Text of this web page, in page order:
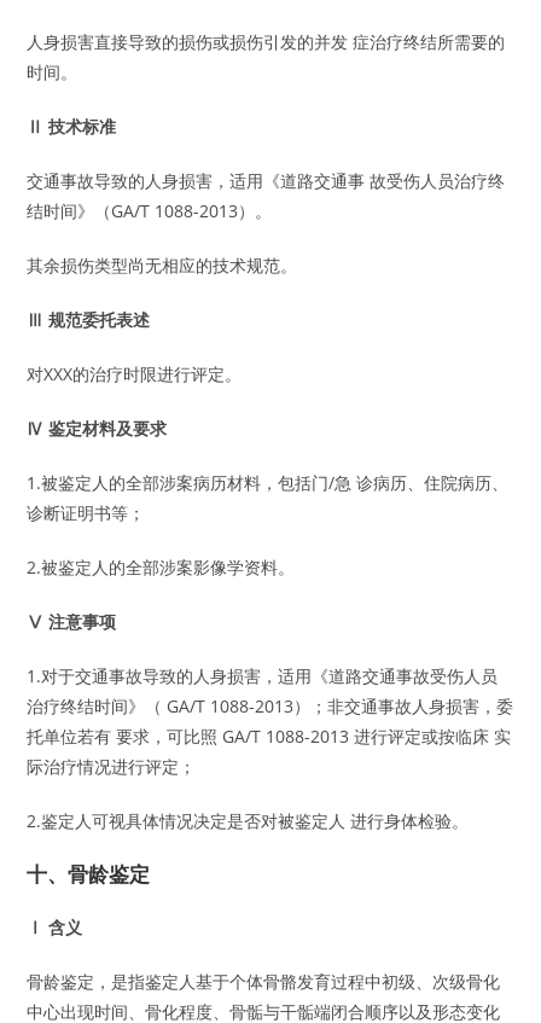
人身损害直接导致的损伤或损伤引发的并发 症治疗终结所需要的
时间。
Ⅱ 技术标准
交通事故导致的人身损害，适用《道路交通事 故受伤人员治疗终
结时间》（GA/T 1088-2013）。
其余损伤类型尚无相应的技术规范。
Ⅲ 规范委托表述
对XXX的治疗时限进行评定。
Ⅳ 鉴定材料及要求
1.被鉴定人的全部涉案病历材料，包括门/急 诊病历、住院病历、
诊断证明书等；
2.被鉴定人的全部涉案影像学资料。
Ⅴ 注意事项
1.对于交通事故导致的人身损害，适用《道路交通事故受伤人员
治疗终结时间》（ GA/T 1088-2013）；非交通事故人身损害，委
托单位若有 要求，可比照 GA/T 1088-2013 进行评定或按临床 实
际治疗情况进行评定；
2.鉴定人可视具体情况决定是否对被鉴定人 进行身体检验。
十、骨龄鉴定
Ⅰ 含义
骨龄鉴定，是指鉴定人基于个体骨骼发育过程中初级、次级骨化
中心出现时间、骨化程度、骨骺与干骺端闭合顺序以及形态变化